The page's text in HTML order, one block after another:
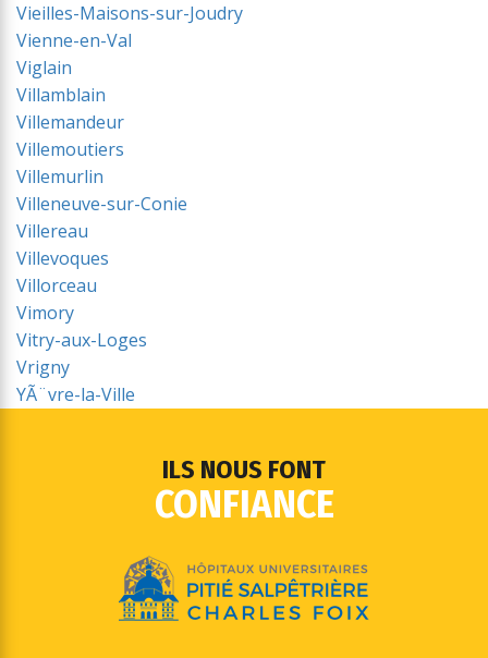
Vieilles-Maisons-sur-Joudry
Vienne-en-Val
Viglain
Villamblain
Villemandeur
Villemoutiers
Villemurlin
Villeneuve-sur-Conie
Villereau
Villevoques
Villorceau
Vimory
Vitry-aux-Loges
Vrigny
YÃ¨vre-la-Ville
ILS NOUS FONT
CONFIANCE